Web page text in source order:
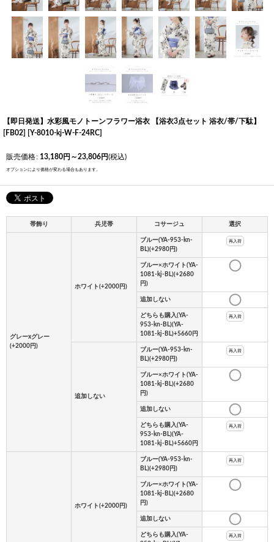
【即日発送】水彩風モノトーンフラワー浴衣 【浴衣3点セット 浴衣/帯/下駄】
[FB02] [Y-8010-kj-W-F-24RC]
販売価格: 13,180円 ～23,806円(税込)
オプションにより価格が変わる場合もあります。
帯飾り 兵児帯 コサージュ 選択
グレーxグレー
(+2000円)
ホワイト(+2000円)
ブルー(YA-953-kn-
BL)(+2980円)
再入荷
ブルー×ホワイト(YA-
1081-kj-BL)(+2680
円)
追加しない
どちらも購入(YA-
953-kn-BL)(YA-
1081-kj-BL)+5660円
再入荷
追加しない
ブルー(YA-953-kn-
BL)(+2980円)
再入荷
ブルー×ホワイト(YA-
1081-kj-BL)(+2680
円)
追加しない
どちらも購入(YA-
953-kn-BL)(YA-
1081-kj-BL)+5660円
再入荷
ホワイト(+2000円)
ブルー(YA-953-kn-
BL)(+2980円)
再入荷
ブルー×ホワイト(YA-
1081-kj-BL)(+2680
円)
追加しない
どちらも購入(YA-
再入荷